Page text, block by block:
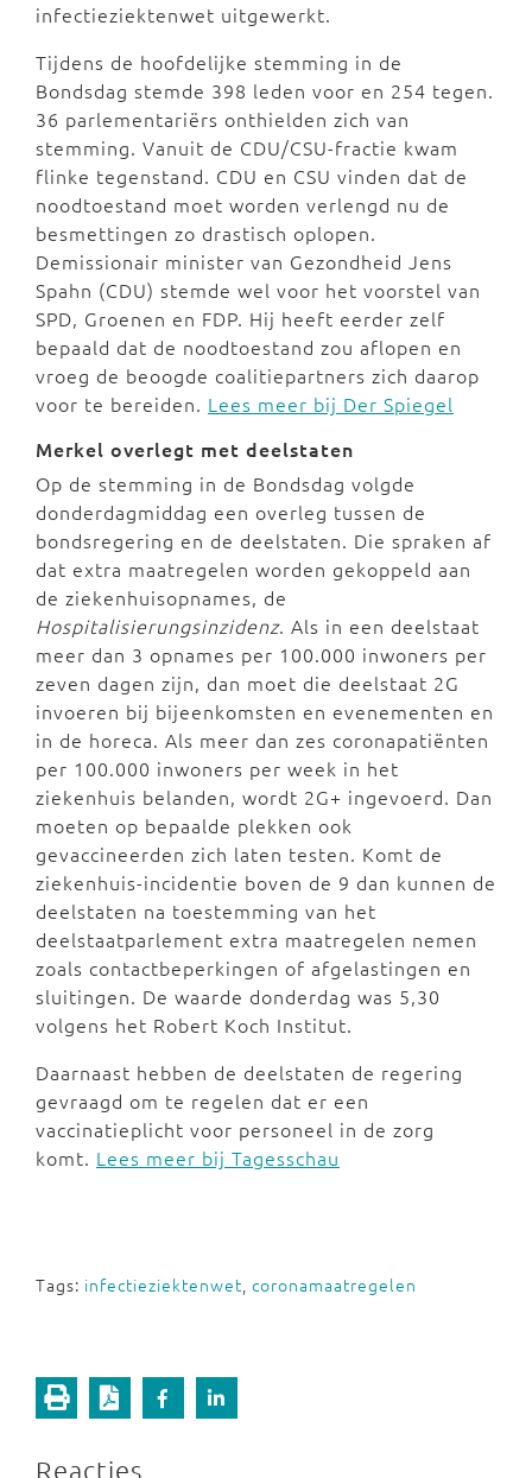
infectieziektenwet uitgewerkt.
Tijdens de hoofdelijke stemming in de
Bondsdag stemde 398 leden voor en 254 tegen.
36 parlementariërs onthielden zich van
stemming. Vanuit de CDU/CSU-fractie kwam
flinke tegenstand. CDU en CSU vinden dat de
noodtoestand moet worden verlengd nu de
besmettingen zo drastisch oplopen.
Demissionair minister van Gezondheid Jens
Spahn (CDU) stemde wel voor het voorstel van
SPD, Groenen en FDP. Hij heeft eerder zelf
bepaald dat de noodtoestand zou aflopen en
vroeg de beoogde coalitiepartners zich daarop
voor te bereiden. Lees meer bij Der Spiegel
Merkel overlegt met deelstaten
Op de stemming in de Bondsdag volgde
donderdagmiddag een overleg tussen de
bondsregering en de deelstaten. Die spraken af
dat extra maatregelen worden gekoppeld aan
de ziekenhuisopnames, de
Hospitalisierungsinzidenz. Als in een deelstaat
meer dan 3 opnames per 100.000 inwoners per
zeven dagen zijn, dan moet die deelstaat 2G
invoeren bij bijeenkomsten en evenementen en
in de horeca. Als meer dan zes coronapatiënten
per 100.000 inwoners per week in het
ziekenhuis belanden, wordt 2G+ ingevoerd. Dan
moeten op bepaalde plekken ook
gevaccineerden zich laten testen. Komt de
ziekenhuis-incidentie boven de 9 dan kunnen de
deelstaten na toestemming van het
deelstaatparlement extra maatregelen nemen
zoals contactbeperkingen of afgelastingen en
sluitingen. De waarde donderdag was 5,30
volgens het Robert Koch Institut.
Daarnaast hebben de deelstaten de regering
gevraagd om te regelen dat er een
vaccinatieplicht voor personeel in de zorg
komt. Lees meer bij Tagesschau
Tags: infectieziektenwet, coronamaatregelen
Reacties